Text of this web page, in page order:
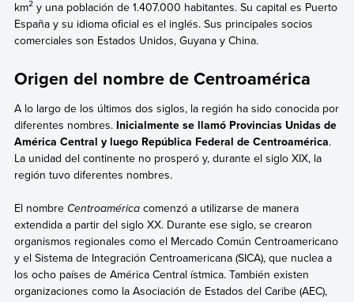
km2y una población de 1.407.000 habitantes. Su capital es Puerto
España y su idioma oficial es el inglés. Sus principales socios
comerciales son Estados Unidos, Guyana y China.
Origen del nombre de Centroamérica
A lo largo de los últimos dos siglos, la región ha sido conocida por
diferentes nombres.Inicialmente se llamó Provincias Unidas de
América Central y luego República Federal de Centroamérica.
La unidad del continente no prosperó y, durante el siglo XIX, la
región tuvo diferentes nombres.
El nombre Centroaméricacomenzó a utilizarse de manera
extendida a partir del siglo XX. Durante ese siglo, se crearon
organismos regionales como el Mercado Común Centroamericano
y el Sistema de Integración Centroamericana (SICA), que nuclea a
los ocho países de América Central ístmica. También existen
organizaciones como la Asociación de Estados del Caribe (AEC),